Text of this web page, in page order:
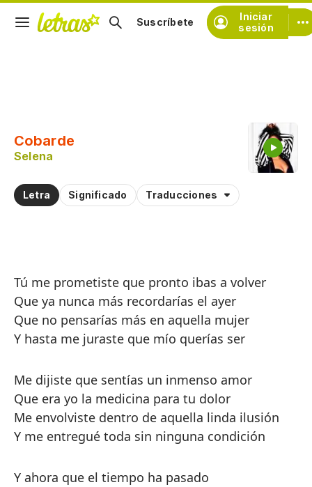
Iniciar
sesión
Suscríbete
Cobarde
Selena
Letra Significado Traducciones
Tú me prometiste que pronto ibas a volver
Que ya nunca más recordarías el ayer
Que no pensarías más en aquella mujer
Y hasta me juraste que mío querías ser
Me dijiste que sentías un inmenso amor
Que era yo la medicina para tu dolor
Me envolviste dentro de aquella linda ilusión
Y me entregué toda sin ninguna condición
Y ahora que el tiempo ha pasado
Practicar la pronunciación de